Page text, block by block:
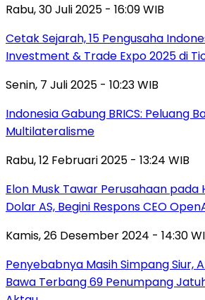
Rabu, 30 Juli 2025 - 16:09 WIB
Cetak Sejarah, 15 Pengusaha
Investment & Trade Expo 2025 di
Senin, 7 Juli 2025 - 10:23 WIB
Indonesia Gabung BRICS: Peluang
Multilateralisme
Rabu, 12 Februari 2025 - 13:24 WIB
Elon Musk Tawar Perusahaan pada
Dolar AS, Begini Respons CEO
Kamis, 26 Desember 2024 - 14:30
Penyebabnya Masih Simpang Siur,
Bawa Terbang 69 Penumpang